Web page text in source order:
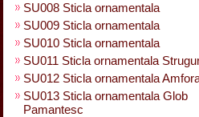
SU008 Sticla ornamentala
SU009 Sticla ornamentala
SU010 Sticla ornamentala
SU011 Sticla ornamentala
SU012 Sticla ornamentala
SU013 Sticla ornamentala Glob
Pamantesc